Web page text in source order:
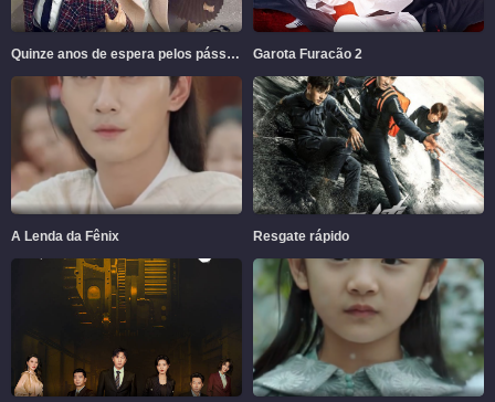
Quinze anos de espera pelos pássaros migratórios Garota Furacão 2
A Lenda da Fênix Resgate rápido